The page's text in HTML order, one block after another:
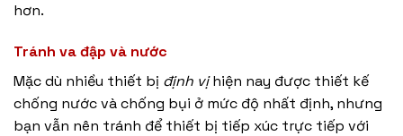
hơn.
Tránh va đập và nước
Mặc dù nhiều thiết bị định vịhiện nay được thiết kế
chống nước và chống bụi ở mức độ nhất định, nhưng
bạn vẫn nên tránh để thiết bị tiếp xúc trực tiếp với